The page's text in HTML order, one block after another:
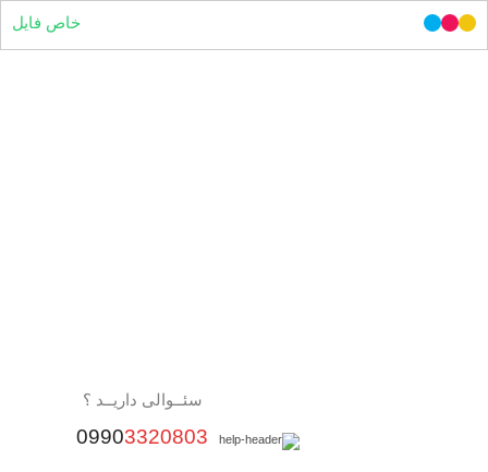
سئــوالی داریــد ؟
09903320803
خاص فایل